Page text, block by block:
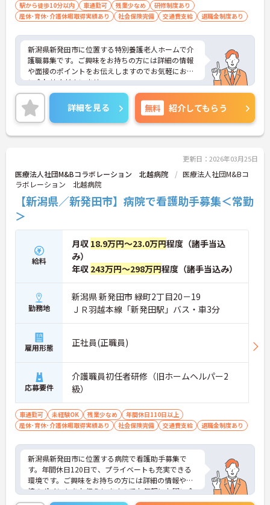
駅から徒歩10分以内 車通勤可 残業少なめ
研修制度あり
産休･育休･介護休暇取得実績あり
社会保険完備 交通費支給 退職金制度あり
新潟県新発田市に位置する特別養護老人ホームで介
護職募集です。ご興味をお持ちの方には詳細の情報
や面接のポイントをお伝えしますのでお気軽にお問
い合わせくださいませ。
詳細を見る 無料 紹介してもらう
更新日：2026年03月25日
医療法人社団M&Bコラボレーション 北越病院
医療法人社団M&Bコ
ラボレーション 北越病院
【新潟県／新発田市】病院で看護助手募集＜常勤
＞
給料
月収 18.9万円～23.0万円程度（諸手当込
み）
年収 243万円～298万円程度（諸手当込み）
勤務地
新潟県 新発田市 緑町2丁目20－19
ＪＲ羽越本線「新発田駅」バス・車3分
雇用形態 正社員(正職員)
応募要件
介護職員初任者研修（旧ホームヘルパー2
級）
車通勤可 未経験OK 残業少なめ
年間休日110日以上
産休･育休･介護休暇取得実績あり
社会保険完備 交通費支給 退職金制度あり
新潟県新発田市に位置する病院で看護助手募集で
す。年間休日120日で、プライベートも充実できる
環境です。ご興味をお持ちの方には詳細の情報や面
接のポイントをお伝えしますのでお気軽にお問い合
わせくださいませ。